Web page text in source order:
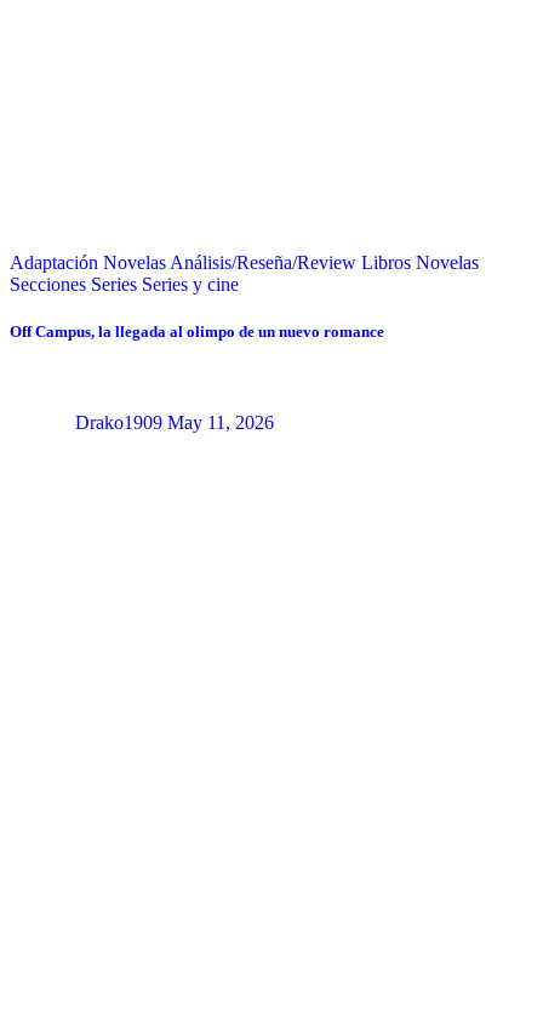
Adaptación Novelas Análisis/Reseña/Review Libros Novelas
Secciones Series Series y cine
Off Campus, la llegada al olimpo de un nuevo romance
Drako1909 May 11, 2026